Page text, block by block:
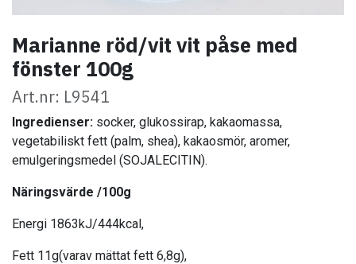
Marianne röd/vit vit påse med
fönster 100g
Art.nr: L9541
Ingredienser: socker, glukossirap, kakaomassa,
vegetabiliskt fett (palm, shea), kakaosmör, aromer,
emulgeringsmedel (SOJALECITIN).
Näringsvärde /100g
Energi 1863kJ/444kcal,
Fett 11g(varav mättat fett 6,8g),